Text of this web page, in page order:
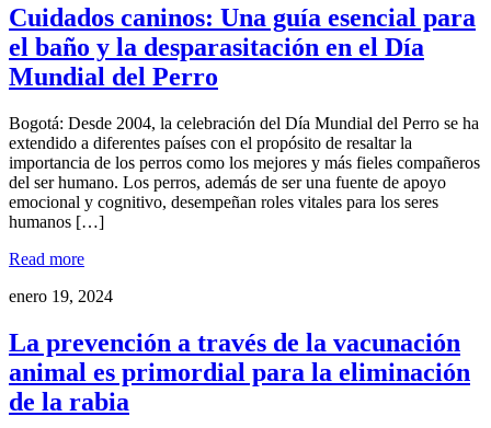
Cuidados caninos: Una guía esencial para
el baño y la desparasitación en el Día
Mundial del Perro
Bogotá: Desde 2004, la celebración del Día Mundial del Perro se ha
extendido a diferentes países con el propósito de resaltar la
importancia de los perros como los mejores y más fieles compañeros
del ser humano. Los perros, además de ser una fuente de apoyo
emocional y cognitivo, desempeñan roles vitales para los seres
humanos […]
Read more
enero 19, 2024
La prevención a través de la vacunación
animal es primordial para la eliminación
de la rabia